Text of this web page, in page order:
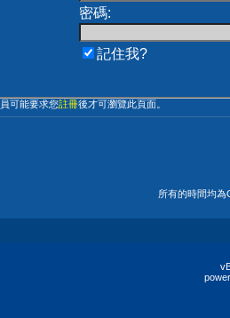
密碼:
記住我?
可能要求您註冊後才可瀏覽此頁面。
所有的時間均為